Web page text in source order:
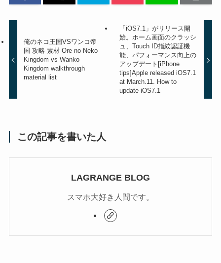
俺のネコ王国VSワンコ帝
国 攻略 素材Ore no Neko
Kingdom vs Wanko
Kingdom walkthrough
material list
「iOS7.1」がリリース開
始。ホーム画面のクラッシ
ュ、Touch ID指紋認証機
能、パフォーマンス向上の
アップデート [iPhone
tips]Apple released iOS7.1
at March.11. How to
update iOS7.1
この記事を書いた人
LAGRANGE BLOG
スマホ大好き人間です。